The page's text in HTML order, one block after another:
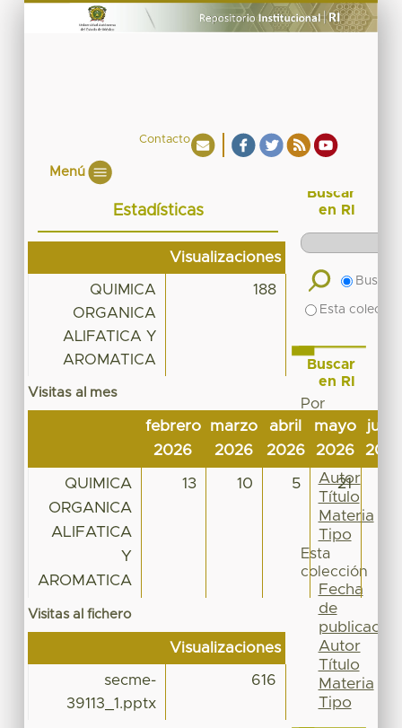
Contacto
Menú
Estadísticas
Visualizaciones
QUIMICA
ORGANICA
ALIFATICA Y
AROMATICA
188
Visitas al mes
febrero
2026
marzo
2026
abril
2026
mayo
2026
junio
QUIMICA
ORGANICA
ALIFATICA
Y
AROMATICA
13 10 5 21
Visitas al fichero
Visualizaciones
secme-
39113_1.pptx
616
Buscar
en RI
Buscar
Esta
Buscar
en RI
Por
Fecha
de
publicación
Autor
Título
Materia
Tipo
Esta
colección
Fecha
de
publicación
Autor
Título
Materia
Tipo